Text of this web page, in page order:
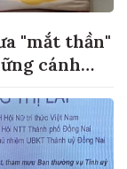
"mắt thần"
cánh